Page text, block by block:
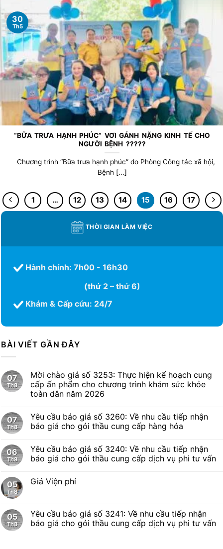
“BỮA TRƯA HẠNH PHÚC” VƠI GÁNH NẶNG KINH TẾ CHO
NGƯỜI BỆNH ?????
Chương trình “Bữa trưa hạnh phúc” do Phòng Công tác xã hội,
Bệnh [...]
30
Th5
1 … 12 13 14 15 16 17
THỜI GIAN LÀM VIỆC
Hành chính: 7h00 - 16h30
(thứ 2 – thứ 6)
Khám & Cấp cứu: 24/7
BÀI VIẾT GẦN ĐÂY
07
Th8
Mời chào giá số 3253: Thực hiện kế hoạch cung
cấp ấn phẩm cho chương trình khám sức khỏe
toàn dân năm 2026
07
Th8
Yêu cầu báo giá số 3260: Về nhu cầu tiếp nhận
báo giá cho gói thầu cung cấp hàng hóa
06
Th8
Yêu cầu báo giá số 3240: Về nhu cầu tiếp nhận
báo giá cho gói thầu cung cấp dịch vụ phi tư vấn
05
Th8
Giá Viện phí
05
Th8
Yêu cầu báo giá số 3241: Về nhu cầu tiếp nhận
báo giá cho gói thầu cung cấp dịch vụ phi tư vấn